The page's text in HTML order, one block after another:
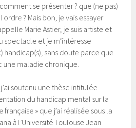
se présenter ? que (ne pas)
ordre ? Mais bon, je vais essayer
Marie Astier, je suis artiste et
spectacle et je m’intéresse
handicap(s), sans doute parce que
une maladie chronique.
soutenu une thèse intitulée
du handicap mental sur la
» que j’ai réalisée sous la
à l’Université Toulouse Jean